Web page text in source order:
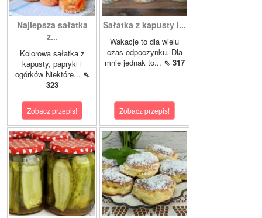
Najlepsza sałatka
z...
Kolorowa sałatka z
kapusty, papryki i
ogórków Niektóre... ⇖
323
Zobacz przepis!
Sałatka z kapusty i...
Wakacje to dla wielu
czas odpoczynku. Dla
mnie jednak to... ⇖ 317
Zobacz przepis!